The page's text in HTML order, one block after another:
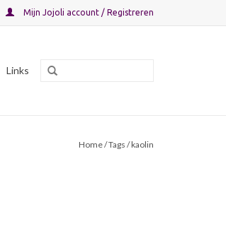
Mijn Jojoli account / Registreren
Links
Home/Tags / kaolin